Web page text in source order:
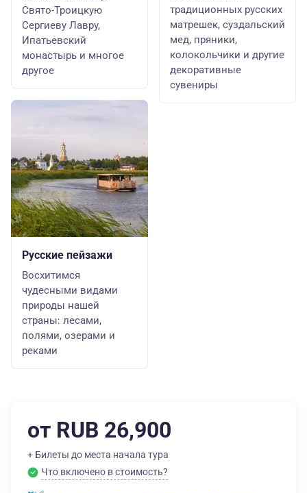
Свято-Троицкую
Сергиеву Лавру,
Ипатьевский
монастырь и многое
другое
Русские пейзажи
Восхитимся
чудесными видами
природы нашей
страны: лесами,
полями, озерами и
реками
традиционных русских
матрешек, суздальский
мед, пряники,
колокольчики и другие
декоративные
сувениры
от RUB 26,900
+ Билеты до места начала тура
Что включено в стоимость?